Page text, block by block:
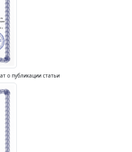
о публикации статьи